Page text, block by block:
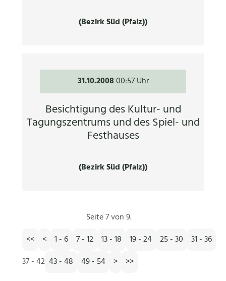
(Bezirk Süd (Pfalz))
31.10.200800:57 Uhr
Besichtigung des Kultur- und
Tagungszentrums und des Spiel- und
Festhauses
(Bezirk Süd (Pfalz))
Seite 7 von 9.
<<
< 1 - 6 7 - 12 13 - 18 19 - 24 25 - 30
31 - 36
37 - 42 43 - 48 49 - 54 > >>